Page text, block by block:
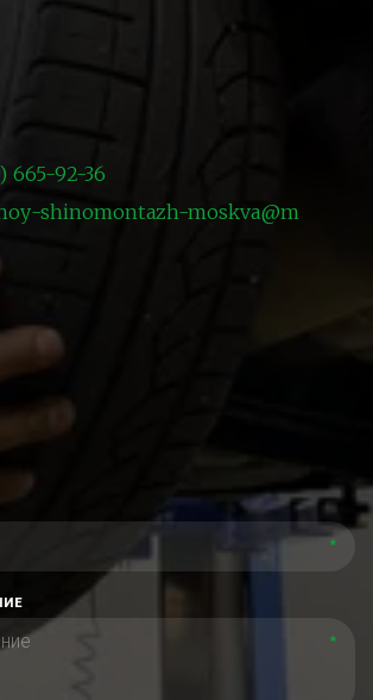
665-92-36
shinomontazh-moskva@m
*
*